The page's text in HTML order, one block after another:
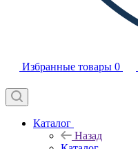
Избранные товары 0
Каталог
Назад